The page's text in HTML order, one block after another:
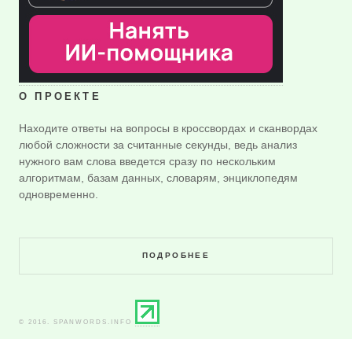
О ПРОЕКТЕ
Находите ответы на вопросы в кроссвордах и сканвордах
любой сложности за считанные секунды, ведь анализ
нужного вам слова введется сразу по нескольким
алгоритмам, базам данных, словарям, энциклопедям
одновременно.
ПОДРОБНЕЕ
© 2016. SPANWORDS.INFO